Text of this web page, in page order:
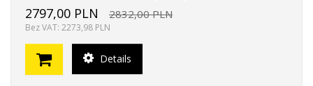
2797,00 PLN 2832,00 PLN
Bez VAT: 2273,98 PLN
Details